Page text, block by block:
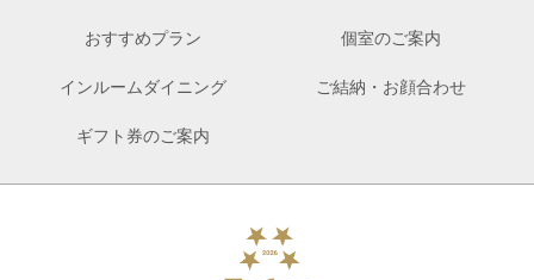
おすすめプラン 個室のご案内
インルームダイニング ご結納・お顔合わせ
ギフト券のご案内